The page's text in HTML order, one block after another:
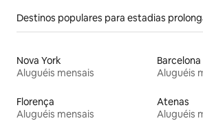
Destinos populares para estadias
Nova York
Aluguéis mensais
Barcelona
Aluguéis
Florença
Aluguéis mensais
Atenas
Aluguéis